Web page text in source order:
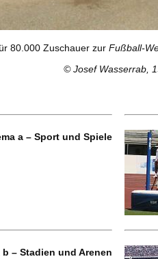
80.000 Zuschauer zur Fußball-
© Josef Wasserrab,
a – Sport und Spiele
b – Stadien und Arenen